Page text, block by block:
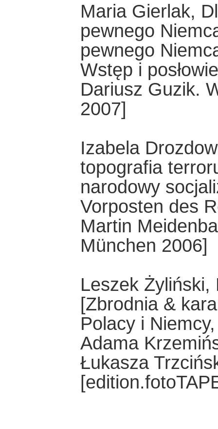
Maria Gierlak,
pewnego
pewnego
Wstęp i
Dariusz Guzik.
2007]
Izabela
topografia
narodowy
Vorposten des
Martin
München 2006]
Leszek
[Zbrodnia &
Polacy i
Adama
Łukasza